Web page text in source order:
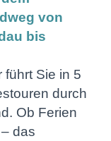
von
bis
führt Sie in 5
durch
Ob Ferien
das